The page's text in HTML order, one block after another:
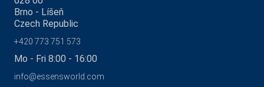
Brno - Líšeň
Czech Republic
+420 773 751 573
Mo - Fri 8:00 - 16:00
info@essensworld.com